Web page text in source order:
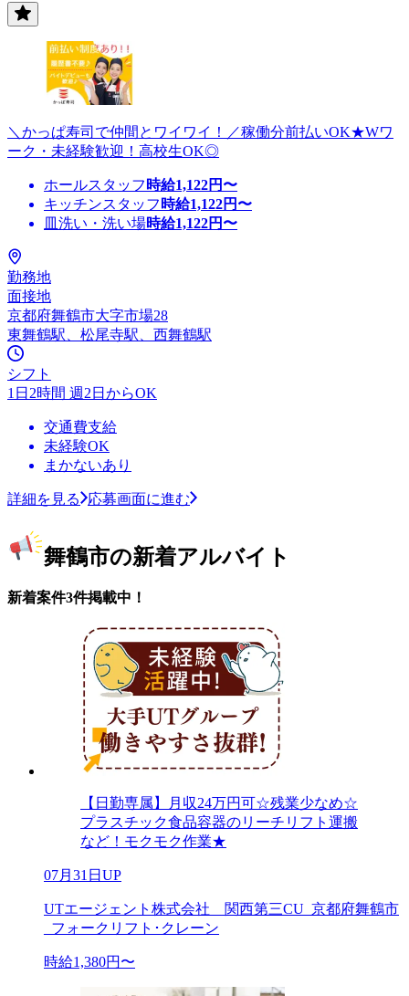
＼かっぱ寿司で仲間とワイワイ！／稼働分前払いOK★Wワ
ーク・未経験歓迎！高校生OK◎
ホールスタッフ 時給1,122円〜
キッチンスタッフ 時給1,122円〜
皿洗い・洗い場時給1,122円〜
勤務地
面接地
京都府舞鶴市大字市場28
東舞鶴駅、松尾寺駅、西舞鶴駅
シフト
1日2時間 週2日からOK
交通費支給
未経験OK
まかないあり
詳細を見る 応募画面に進む
舞鶴市の新着アルバイト
新着案件3件掲載中！
【日勤専属】月収24万円可☆残業少なめ☆
プラスチック食品容器のリーチリフト運搬
など！モクモク作業★
07月31日UP
UTエージェント株式会社 関西第三CU_京都府舞鶴市
_フォークリフト･クレーン
時給1,380円〜